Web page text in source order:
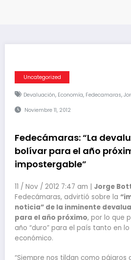
Uncategorized
Devaluación, Economía, Fedecamaras,
Noviembre 11, 2012
Fedecámaras: “La
bolívar para el año
impostergable”
11 / Nov / 2012 7:47 am | Jorge
Fedecámaras, advirtió sobre la
noticia” de la inminente
para el año próximo, por lo que
año “duro” para el país tanto en
económico.
“Siempre nos tildan como pájaros